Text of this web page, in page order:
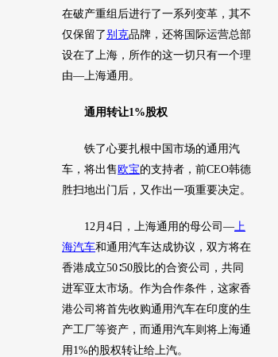
在破产重组后进行了一系列变革，其不
仅保留了别克品牌，还将国际运营总部
设在了上海，所作的这一切只有一个理
由— 上海通用 。
通用转让1%股权
铁了心要扎根中国市场的通用汽
车 ，将出售欧宝的支持者，前CEO韩德
胜扫地出门后，又作出一项重要决定。
12月4日， 上海通用 的母公司— 上
海汽车和通用汽车达成协议，双方将在
香港成立50∶50股比的合资公司，共同
进军亚太市场。作为合作条件，这家香
港公司将首先收购通用汽车在印度的生
产工厂等资产，而通用汽车则将 上海通
用 1%的股权转让给上汽。